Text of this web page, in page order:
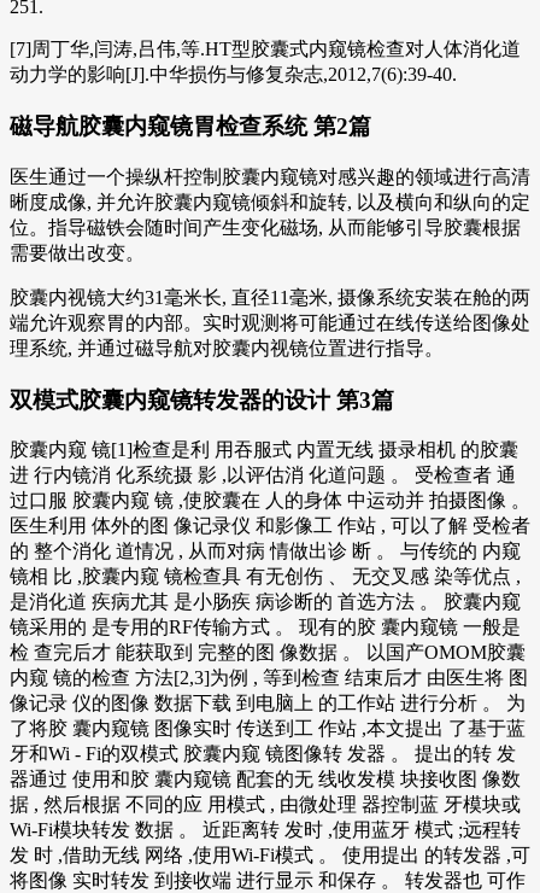
251.
[7]周丁华,闫涛,吕伟,等.HT型胶囊式内窥镜检查对人体消化道
动力学的影响[J].中华损伤与修复杂志,2012,7(6):39-40.
磁导航胶囊内窥镜胃检查系统 第2篇
医生通过一个操纵杆控制胶囊内窥镜对感兴趣的领域进行高清
晰度成像, 并允许胶囊内窥镜倾斜和旋转, 以及横向和纵向的定
位。指导磁铁会随时间产生变化磁场, 从而能够引导胶囊根据
需要做出改变。
胶囊内视镜大约31毫米长, 直径11毫米, 摄像系统安装在舱的两
端允许观察胃的内部。实时观测将可能通过在线传送给图像处
理系统, 并通过磁导航对胶囊内视镜位置进行指导。
双模式胶囊内窥镜转发器的设计 第3篇
胶囊内窥 镜[1]检查是利 用吞服式 内置无线 摄录相机 的胶囊
进 行内镜消 化系统摄 影 ,以评估消 化道问题 。 受检查者 通
过口服 胶囊内窥 镜 ,使胶囊在 人的身体 中运动并 拍摄图像 。
医生利用 体外的图 像记录仪 和影像工 作站 , 可以了解 受检者
的 整个消化 道情况 , 从而对病 情做出诊 断 。 与传统的 内窥
镜相 比 ,胶囊内窥 镜检查具 有无创伤 、 无交叉感 染等优点 ,
是消化道 疾病尤其 是小肠疾 病诊断的 首选方法 。 胶囊内窥
镜采用的 是专用的RF传输方式 。 现有的胶 囊内窥镜 一般是
检 查完后才 能获取到 完整的图 像数据 。 以国产OMOM胶囊
内窥 镜的检查 方法[2,3]为例 , 等到检查 结束后才 由医生将 图
像记录 仪的图像 数据下载 到电脑上 的工作站 进行分析 。 为
了将胶 囊内窥镜 图像实时 传送到工 作站 ,本文提出 了基于蓝
牙和Wi - Fi的双模式 胶囊内窥 镜图像转 发器 。 提出的转 发
器通过 使用和胶 囊内窥镜 配套的无 线收发模 块接收图 像数
据 , 然后根据 不同的应 用模式 , 由微处理 器控制蓝 牙模块或
Wi-Fi模块转发 数据 。 近距离转 发时 ,使用蓝牙 模式 ;远程转
发 时 ,借助无线 网络 ,使用Wi-Fi模式 。 使用提出 的转发器 ,可
将图像 实时转发 到接收端 进行显示 和保存 。 转发器也 可作